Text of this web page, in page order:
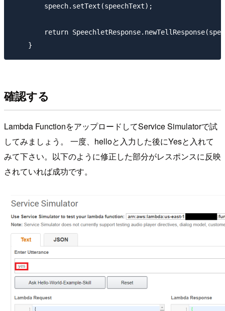
        speech.setText(speechText);
return
確認する
Lambda FunctionをアップロードしてService Simulatorで試
してみましょう。 一度、helloと入力した後にYesと入れて
みて下さい。以下のように修正した部分がレスポンスに反映
されていれば成功です。